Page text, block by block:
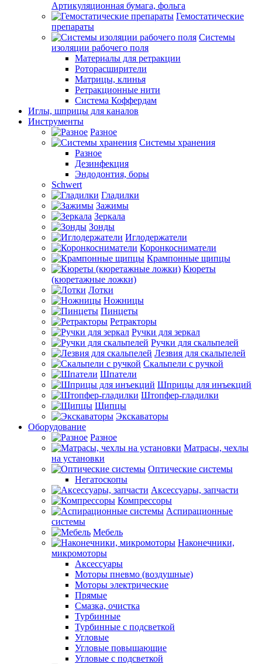
Артикуляционная бумага, фольга
Гемостатические
препараты
Системы
изоляции рабочего поля
Материалы для ретракции
Роторасширители
Матрицы, клинья
Ретракционные нити
Система Коффердам
Иглы, шприцы для каналов
Инструменты
Разное
Системы хранения
Разное
Дезинфекция
Эндодонтия, боры
Schwert
Гладилки
Зажимы
Зеркала
Зонды
Иглодержатели
Коронкосниматели
Крампонные щипцы
Кюреты
(кюретажные ложки)
Лотки
Ножницы
Пинцеты
Ретракторы
Ручки для зеркал
Ручки для скальпелей
Лезвия для скальпелей
Скальпели с ручкой
Шпатели
Шприцы для инъекций
Штопфер-гладилки
Щипцы
Экскаваторы
Оборудование
Разное
Матрасы, чехлы
на установки
Оптические системы
Негатоскопы
Аксессуары, запчасти
Компрессоры
Аспирационные
системы
Мебель
Наконечники,
микромоторы
Аксессуары
Моторы пневмо (воздушные)
Моторы электрические
Прямые
Смазка, очистка
Турбинные
Турбинные с подсветкой
Угловые
Угловые повышающие
Угловые с подсветкой